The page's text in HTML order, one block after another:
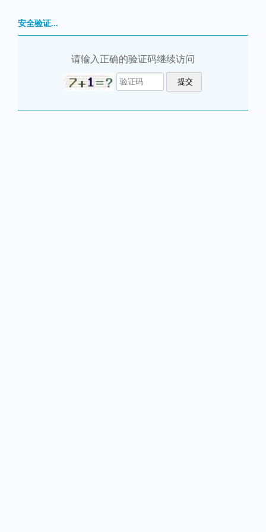
安全验证...
请输入正确的验证码继续访问